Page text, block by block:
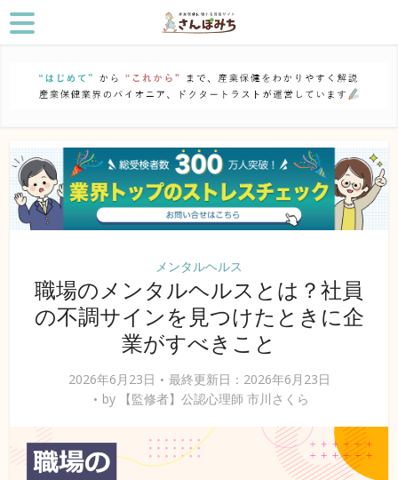
メンタルヘルス
職場のメンタルヘルスとは？社員
の不調サインを見つけたときに企
業がすべきこと
2026年6月23日
最終更新日：2026年6月23日
by
【監修者】公認心理師 市川さくら